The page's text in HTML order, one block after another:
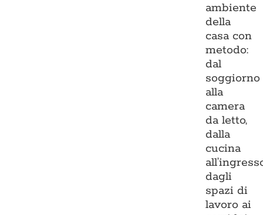
ambiente
della
casa con
metodo:
dal
soggiorno
alla
camera
da letto,
dalla
cucina
dagli
spazi di
lavoro ai